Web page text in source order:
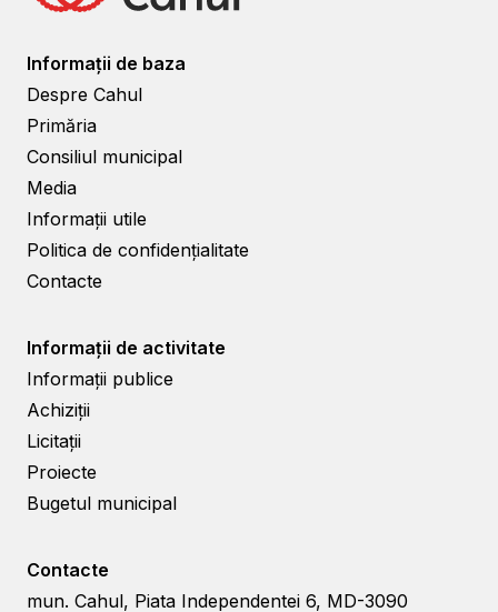
Informații de baza
Despre Cahul
Primăria
Consiliul municipal
Media
Informații utile
Politica de confidențialitate
Contacte
Informații de activitate
Informații publice
Achiziții
Licitații
Proiecte
Bugetul municipal
Contacte
mun. Cahul, Piata Independentei 6, MD-3090